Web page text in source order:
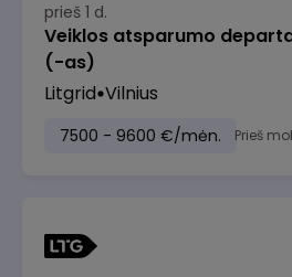
prieš 1 d.
Veiklos atsparumo
(-as)
Litgrid Vilnius
7500 - 9600 €/mėn. Prieš